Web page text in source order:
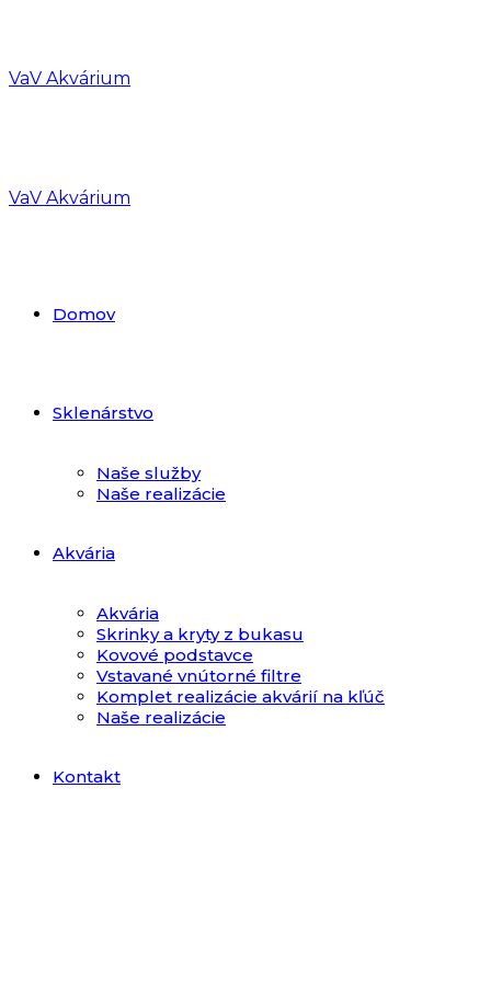
VaV Akvárium
VaV Akvárium
Domov
Sklenárstvo
Naše služby
Naše realizácie
Akvária
Akvária
Skrinky a kryty z bukasu
Kovové podstavce
Vstavané vnútorné filtre
Komplet realizácie akvárií na kľúč
Naše realizácie
Kontakt